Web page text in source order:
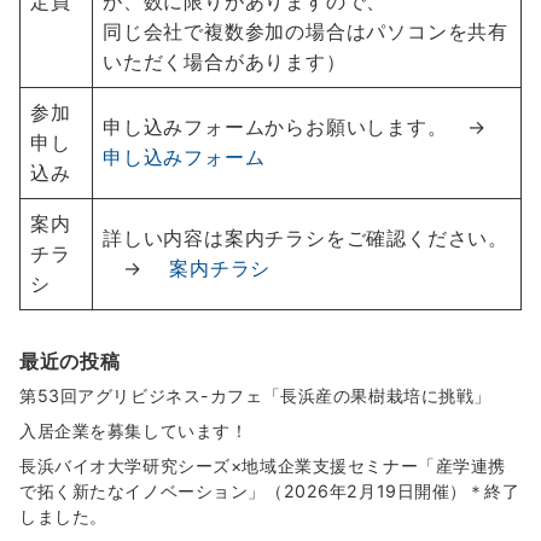
同じ会社で複数参加の場合はパソコンを共有
いただく場合があります）
参加
申し
込み
申し込みフォームからお願いします。 →
申し込みフォーム
案内
チラ
シ
詳しい内容は案内チラシをご確認ください。
→案内チラシ
最近の投稿
第53回アグリビジネス-カフェ「長浜産の果樹栽培に挑戦」
入居企業を募集しています！
長浜バイオ大学研究シーズ×地域企業支援セミナー「産学連携
で拓く新たなイノベーション」（2026年2月19日開催）＊終了
しました。